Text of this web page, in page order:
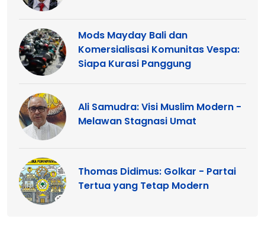
Mods Mayday Bali dan
Komersialisasi Komunitas Vespa:
Siapa Kurasi Panggung
Ali Samudra: Visi Muslim Modern -
Melawan Stagnasi Umat
Thomas Didimus: Golkar - Partai
Tertua yang Tetap Modern